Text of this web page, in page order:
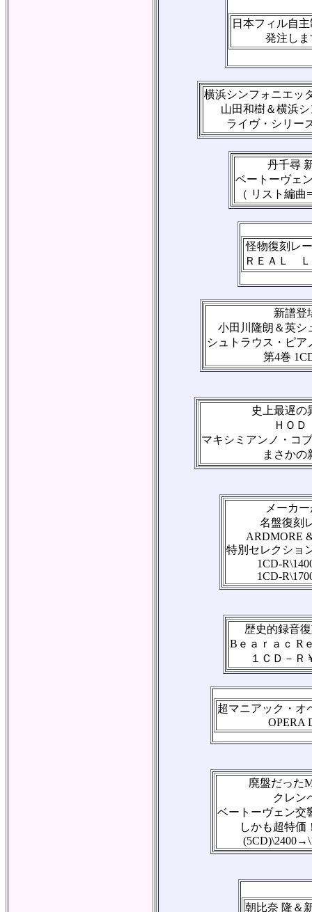
日本フィル自
発注しま
横浜シンフォニエッ
山田和樹＆横浜
ライヴ・シリー
丹千尋
ベートーヴェ
（ リスト編
怪物復刻レ
ＲＥＡＬ Ｌ
新譜登
小田川隆朗＆英シ
シュトラウス・ピア
第4巻
史上最遅の
ＨＯＤ
マキシミアンノ・コ
まさかの
メーカ
名盤復刻
ARDMORE
特別セレクショ
1CD-
1CD-
歴史的録音
Bｅａｒａｃ R
１ＣＤ－Ｒ
超マニアック・オ
OPERA
廃盤だった
クレン
ベートーヴェン交
しかも超特価
朝比奈 隆＆